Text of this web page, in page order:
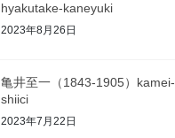
hyakutake-kaneyuki
2023年8月26日
亀井至一（1843-1905）kamei-
shiici
2023年7月22日